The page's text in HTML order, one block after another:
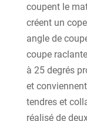
coupent le
créent un
angle de
coupe
à 25 degrés
et
tendres et
réalisé de